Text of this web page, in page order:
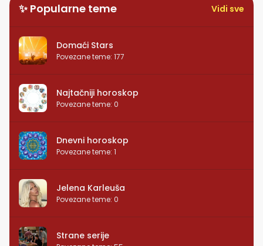
✨ Popularne teme Vidi sve
Domaći Stars
Povezane teme: 177
Najtačniji horoskop
Povezane teme: 0
Dnevni horoskop
Povezane teme: 1
Jelena Karleuša
Povezane teme: 0
Strane serije